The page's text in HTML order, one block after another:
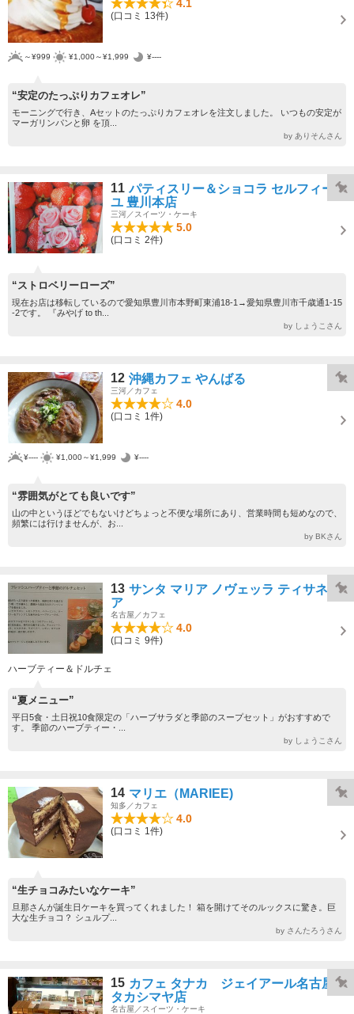
4.1
(口コミ 13件)
～¥999 ¥1,000～¥1,999 ¥----
“安定のたっぷりカフェオレ”
モーニングで行き、Aセットのたっぷりカフェオレを注文しました。 いつもの安定が
マーガリンパンと卵 を頂...
by ありそんさん
11 パティスリー＆ショコラ セルフィー
ユ 豊川本店
三河／スイーツ・ケーキ
5.0
(口コミ 2件)
“ストロベリーローズ”
現在お店は移転しているので愛知県豊川市本野町東浦18-1→愛知県豊川市千歳通1-15
-2です。 『みやげ to th...
by しょうこさん
12 沖縄カフェ やんばる
三河／カフェ
4.0
(口コミ 1件)
¥---- ¥1,000～¥1,999 ¥----
“雰囲気がとても良いです”
山の中というほどでもないけどちょっと不便な場所にあり、営業時間も短めなので、
頻繁には行けませんが、お...
by BKさん
13 サンタ マリア ノヴェッラ ティサネリ
ア
名古屋／カフェ
4.0
(口コミ 9件)
ハーブティー＆ドルチェ
“夏メニュー”
平日5食・土日祝10食限定の「ハーブサラダと季節のスープセット」がおすすめで
す。 季節のハーブティー・...
by しょうこさん
14 マリエ（MARIEE)
知多／カフェ
4.0
(口コミ 1件)
“生チョコみたいなケーキ”
旦那さんが誕生日ケーキを買ってくれました！ 箱を開けてそのルックスに驚き。巨
大な生チョコ？ シュルプ...
by さんたろうさん
15 カフェ タナカ ジェイアール名古屋
タカシマヤ店
名古屋／スイーツ・ケーキ